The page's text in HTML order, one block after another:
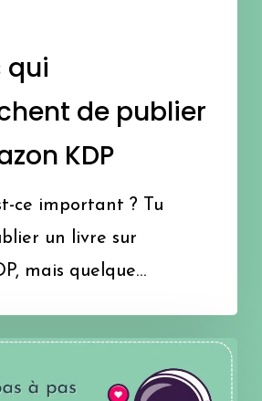
qui
de publier
KDP
ce important ? Tu
un livre sur
mais quelque…